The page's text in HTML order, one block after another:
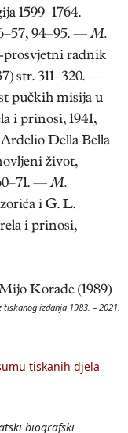
1599–1764.
94–95. —M.
prosvjetni radnik
str. 311–320. —
pučkih misija u
i prinosi, 1941,
Della Bella
život,
—M.
i G. L.
i prinosi,
Korade (1989)
izdanja 1983. – 2021.
tiskanih djela
biografski